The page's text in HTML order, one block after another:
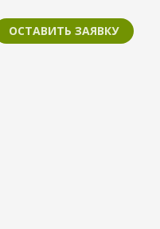
ОСТАВИТЬ ЗАЯВКУ